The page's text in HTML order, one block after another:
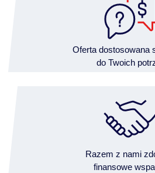
Oferta dostosowana
do Twoich
Razem z nami
finansowe